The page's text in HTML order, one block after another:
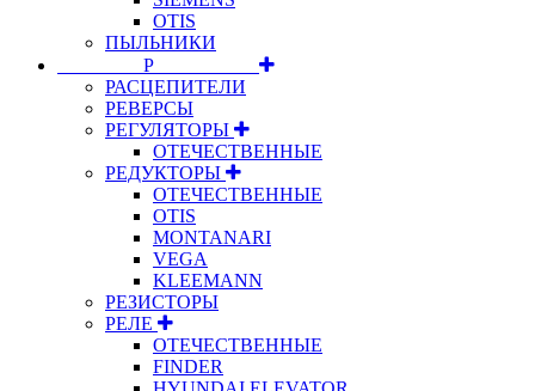
OTIS
ПЫЛЬНИКИ
⠀⠀⠀⠀⠀⠀Р⠀⠀⠀⠀⠀⠀⠀
РАСЦЕПИТЕЛИ
РЕВЕРСЫ
РЕГУЛЯТОРЫ
ОТЕЧЕСТВЕННЫЕ
РЕДУКТОРЫ
ОТЕЧЕСТВЕННЫЕ
OTIS
MONTANARI
VEGA
KLEEMANN
РЕЗИСТОРЫ
РЕЛЕ
ОТЕЧЕСТВЕННЫЕ
FINDER